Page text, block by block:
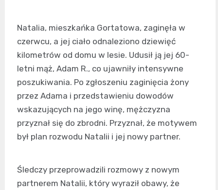
Natalia, mieszkańka Gortatowa, zaginęła w
czerwcu, a jej ciało odnaleziono dziewięć
kilometrów od domu w lesie. Udusił ją jej 60-
letni mąż, Adam R., co ujawniły intensywne
poszukiwania. Po zgłoszeniu zaginięcia żony
przez Adama i przedstawieniu dowodów
wskazujących na jego winę, mężczyzna
przyznał się do zbrodni. Przyznał, że motywem
był plan rozwodu Natalii i jej nowy partner.
Śledczy przeprowadzili rozmowy z nowym
partnerem Natalii, który wyraził obawy, że